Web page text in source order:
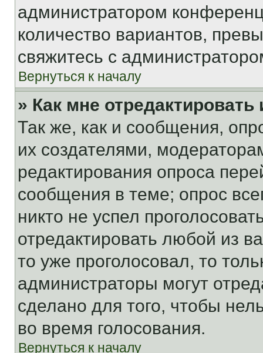
администратором
количество вариантов,
свяжитесь с
Вернуться к началу
» Как мне
Так же, как и сообщения,
их создателями,
редактирования опроса
сообщения в теме; опрос
никто не успел
отредактировать любой из
то уже проголосовал, то
администраторы могут
сделано для того, чтобы
во время голосования.
Вернуться к началу